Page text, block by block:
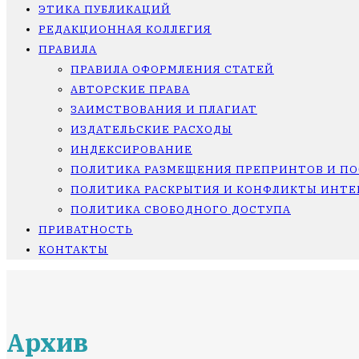
ЭТИКА ПУБЛИКАЦИЙ
РЕДАКЦИОННАЯ КОЛЛЕГИЯ
ПРАВИЛА
ПРАВИЛА ОФОРМЛЕНИЯ СТАТЕЙ
АВТОРСКИЕ ПРАВА
ЗАИМСТВОВАНИЯ И ПЛАГИАТ
ИЗДАТЕЛЬСКИЕ РАСХОДЫ
ИНДЕКСИРОВАНИЕ
ПОЛИТИКА РАЗМЕЩЕНИЯ ПРЕПРИНТОВ И
ПОЛИТИКА РАСКРЫТИЯ И КОНФЛИКТЫ
ПОЛИТИКА СВОБОДНОГО ДОСТУПА
ПРИВАТНОСТЬ
КОНТАКТЫ
Архив